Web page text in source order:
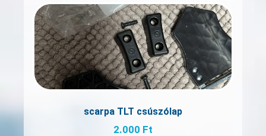
scarpa TLT csúszólap
2.000 Ft